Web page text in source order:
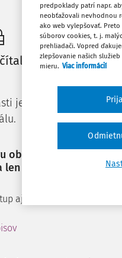
len začiatok...
je dostupný
a získajte
zaregistrovať.
aj k vybranému obsahu:
predpoklady patrí napr.
neobťažovali nevhodnou
ako web vylepšovať.
súborov cookies, t. j.
prehliadači. Vopred
zlepšovanie našich
mieru. Viac informácií